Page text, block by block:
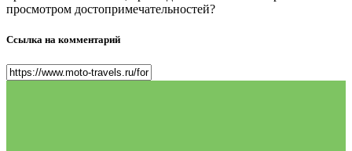
просмотром достопримечательностей?
Ссылка на комментарий